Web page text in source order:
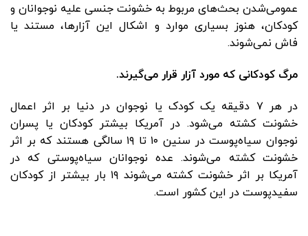
عمومی‌شدن بحث‌های مربوط به خشونت جنسی علیه نوجوانان و
کودکان، هنوز بسیاری موارد و اشکال این آزارها، مستند یا
فاش نمی‌شوند.
مرگ کودکانی که مورد آزار قرار می‌گیرند.
در هر ۷ دقیقه یک کودک یا نوجوان در دنیا بر اثر اعمال
خشونت کشته می‌شود. در آمریکا بیشتر کودکان یا پسران
نوجوان سیاه‌پوست در سنین ۱۰ تا ۱۹ سالگی هستند که بر اثر
خشونت کشته می‌شوند. عده نوجوانان سیاه‌پوستی که در
آمریکا بر اثر خشونت کشته می‌شوند ۱۹ بار بیشتر از کودکان
سفید‌پوست در این کشور است.